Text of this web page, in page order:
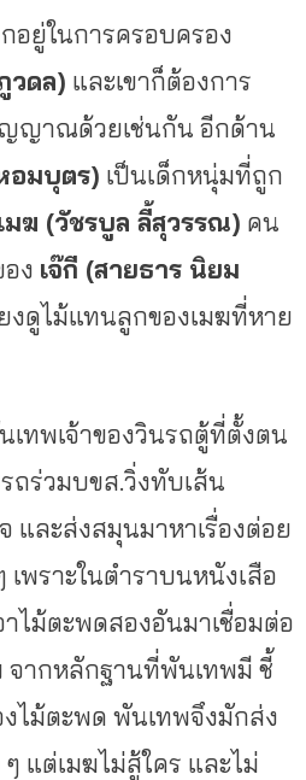
อยู่ในการครอบครอง
วดล) และเขาก็ต้องการ
ญาณด้วยเช่นกัน อีกด้าน
อมบุตร) เป็นเด็กหนุ่มที่ถูก
มฆ (วัชรบูล ลี้สุวรรณ) คน
ง เจ๊กี (สายธาร นิยม
งดูไม้แทนลูกของเมฆที่หาย
เทพเจ้าของวินรถตู้ที่ตั้งตน
ถร่วมบขส.วิ่งทับเส้น
และส่งสมุนมาหาเรื่องต่อย
พราะในตำราบนหนังเสือ
ไม้ตะพดสองอันมาเชื่อมต่อ
ากหลักฐานที่พันเทพมี ชี้
ไม้ตะพด พันเทพจึงมักส่ง
แต่เมฆไม่สู้ใคร และไม่